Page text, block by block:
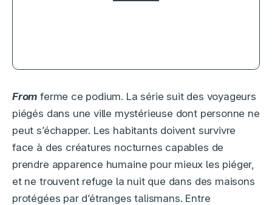
From ferme ce podium. La série suit des voyageurs
piégés dans une ville mystérieuse dont personne ne
peut s’échapper. Les habitants doivent survivre
face à des créatures nocturnes capables de
prendre apparence humaine pour mieux les piéger,
et ne trouvent refuge la nuit que dans des maisons
protégées par d’étranges talismans. Entre